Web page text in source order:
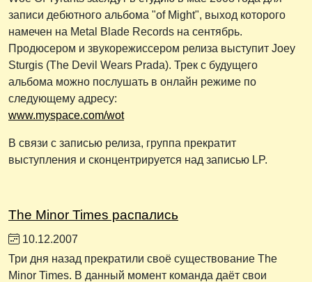
записи дебютного альбома "of Might", выход которого
намечен на Metal Blade Records на сентябрь.
Продюсером и звукорежиссером релиза выступит Joey
Sturgis (The Devil Wears Prada). Трек с будущего
альбома можно послушать в онлайн режиме по
следующему адресу:
www.myspace.com/wot
В связи с записью релиза, группа прекратит
выступления и сконцентрируется над записью LP.
The Minor Times распались
10.12.2007
Три дня назад прекратили своё существование The
Minor Times. В данный момент команда даёт свои